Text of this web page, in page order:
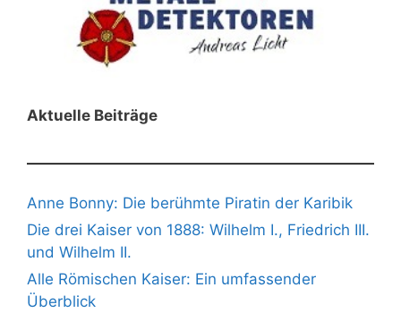
Aktuelle Beiträge
Anne Bonny: Die berühmte Piratin der Karibik
Die drei Kaiser von 1888: Wilhelm I., Friedrich III.
und Wilhelm II.
Alle Römischen Kaiser: Ein umfassender
Überblick